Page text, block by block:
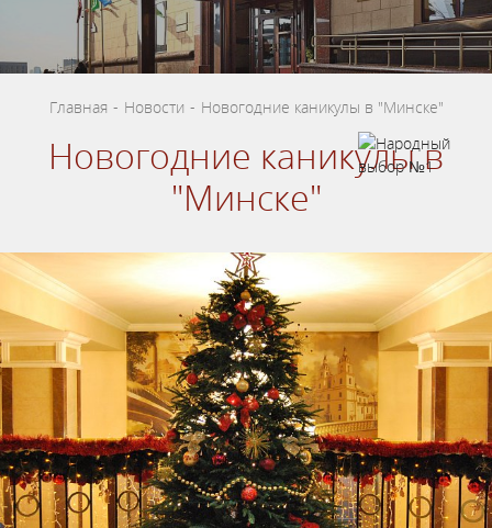
Главная - Новости - Новогодние каникулы в "Минске"
Новогодние каникулы в
"Минске"